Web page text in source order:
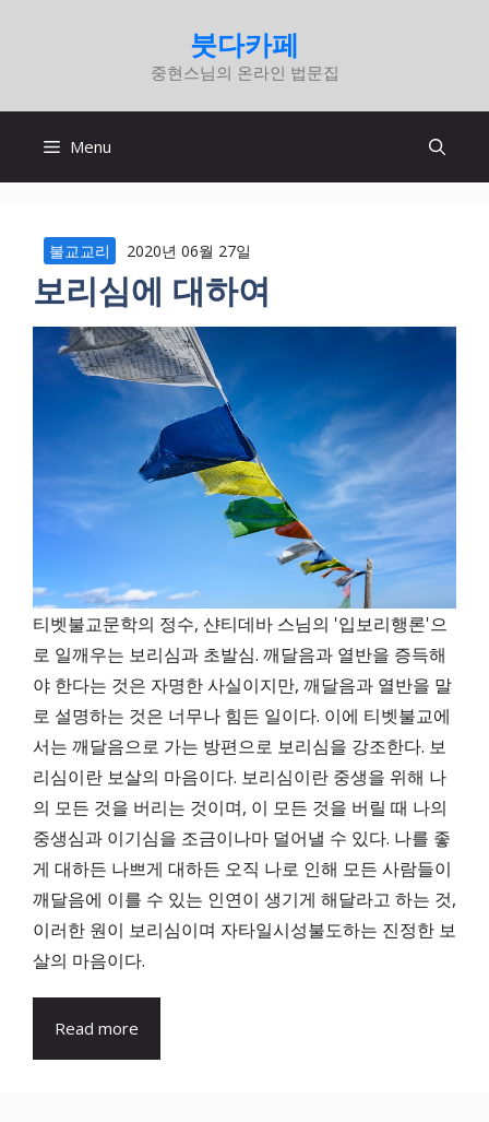
로
붓다카페
중현스님의 온라인 법문집
Menu
불교교리 2020년 06월 27일
보리심에 대하여
티벳불교문학의 정수, 샨티데바 스님의 '입보리행론'으
로 일깨우는 보리심과 초발심. 깨달음과 열반을 증득해
야 한다는 것은 자명한 사실이지만, 깨달음과 열반을 말
로 설명하는 것은 너무나 힘든 일이다. 이에 티벳불교에
서는 깨달음으로 가는 방편으로 보리심을 강조한다. 보
리심이란 보살의 마음이다. 보리심이란 중생을 위해 나
의 모든 것을 버리는 것이며, 이 모든 것을 버릴 때 나의
중생심과 이기심을 조금이나마 덜어낼 수 있다. 나를 좋
게 대하든 나쁘게 대하든 오직 나로 인해 모든 사람들이
깨달음에 이를 수 있는 인연이 생기게 해달라고 하는 것,
이러한 원이 보리심이며 자타일시성불도하는 진정한 보
살의 마음이다.
Read more